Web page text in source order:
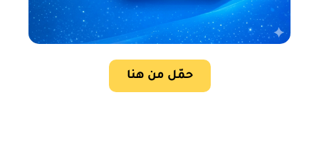
حمّل من هنا